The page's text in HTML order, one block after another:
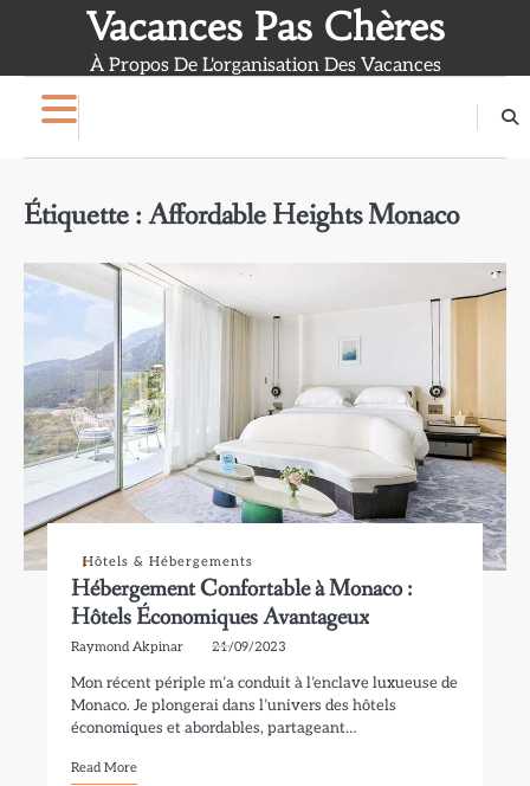
Vacances Pas Chères
À Propos De L'organisation Des Vacances
Étiquette :Affordable Heights Monaco
Hôtels & Hébergements
Hébergement Confortable à Monaco :
Hôtels Économiques Avantageux
Raymond Akpinar 21/09/2023
Mon récent périple m’a conduit à l’enclave luxueuse de
Monaco. Je plongerai dans l’univers des hôtels
économiques et abordables, partageant…
Read More